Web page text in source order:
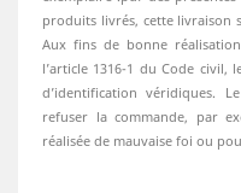
produits livrés, cette livraison
Aux fins de bonne
l’article 1316-1 du Code civil,
d’identification véridiques.
refuser la commande, par
réalisée de mauvaise foi ou